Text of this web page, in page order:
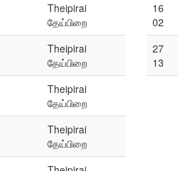
Theipirai
தேய்பிறை
Theipirai
தேய்பிறை
Theipirai
தேய்பிறை
Theipirai
தேய்பிறை
16
02
27
13